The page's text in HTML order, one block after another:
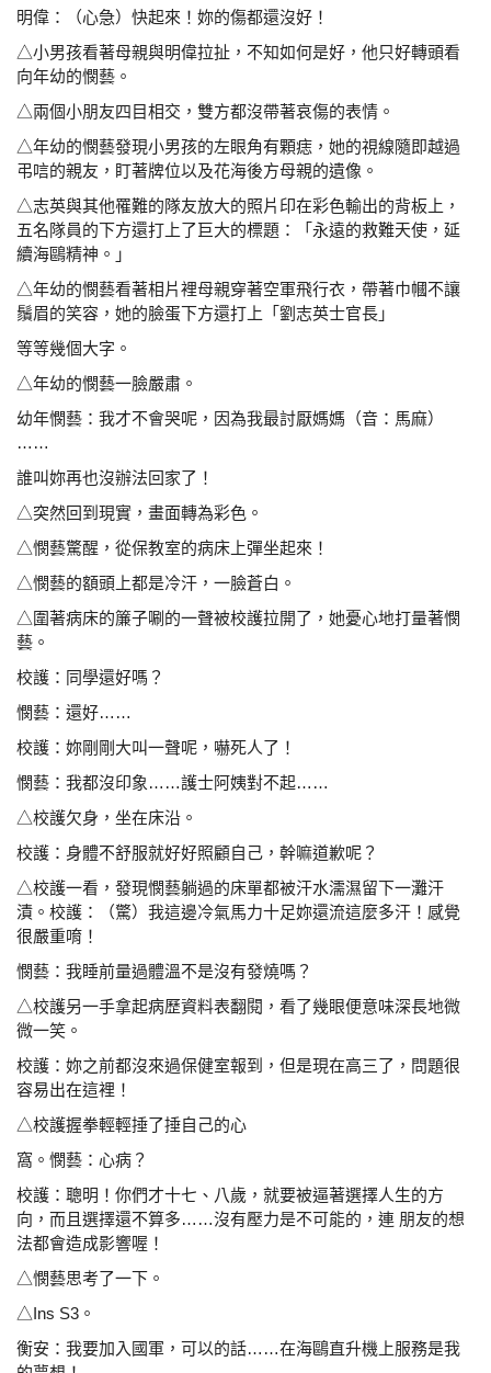
明偉：（心急）快起來！妳的傷都還沒好！
△小男孩看著母親與明偉拉扯，不知如何是好，他只好轉頭看
向年幼的憫藝。
△兩個小朋友四目相交，雙方都沒帶著哀傷的表情。
△年幼的憫藝發現小男孩的左眼角有顆痣，她的視線隨即越過
弔唁的親友，盯著牌位以及花海後方母親的遺像。
△志英與其他罹難的隊友放大的照片印在彩色輸出的背板上，
五名隊員的下方還打上了巨大的標題：「永遠的救難天使，延
續海鷗精神。」
△年幼的憫藝看著相片裡母親穿著空軍飛行衣，帶著巾幗不讓
鬚眉的笑容，她的臉蛋下方還打上「劉志英士官長」
等等幾個大字。
△年幼的憫藝一臉嚴肅。
幼年憫藝：我才不會哭呢，因為我最討厭媽媽（音：馬麻）
……
誰叫妳再也沒辦法回家了！
△突然回到現實，畫面轉為彩色。
△憫藝驚醒，從保教室的病床上彈坐起來！
△憫藝的額頭上都是冷汗，一臉蒼白。
△圍著病床的簾子唰的一聲被校護拉開了，她憂心地打量著憫
藝。
校護：同學還好嗎？
憫藝：還好……
校護：妳剛剛大叫一聲呢，嚇死人了！
憫藝：我都沒印象……護士阿姨對不起……
△校護欠身，坐在床沿。
校護：身體不舒服就好好照顧自己，幹嘛道歉呢？
△校護一看，發現憫藝躺過的床單都被汗水濡濕留下一灘汗
漬。校護：（驚）我這邊冷氣馬力十足妳還流這麼多汗！ 感覺
很嚴重唷！
憫藝：我睡前量過體溫不是沒有發燒嗎？
△校護另一手拿起病歷資料表翻閱，看了幾眼便意味深長地微
微一笑。
校護：妳之前都沒來過保健室報到，但是現在高三了，問題很
容易出在這裡！
△校護握拳輕輕捶了捶自己的心
窩。憫藝：心病？
校護：聰明！你們才十七、八歲，就要被逼著選擇人生的方
向，而且選擇還不算多……沒有壓力是不可能的，連 朋友的想
法都會造成影響喔！
△憫藝思考了一下。
△Ins S3。
衡安：我要加入國軍，可以的話……在海鷗直升機上服務是我